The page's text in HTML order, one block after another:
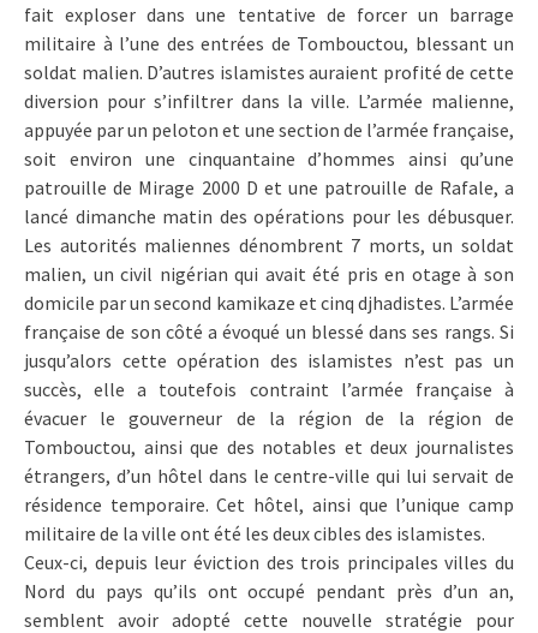
fait exploser dans une tentative de forcer un barrage
militaire à l’une des entrées de Tombouctou, blessant un
soldat malien. D’autres islamistes auraient profité de cette
diversion pour s’infiltrer dans la ville. L’armée malienne,
appuyée par un peloton et une section de l’armée française,
soit environ une cinquantaine d’hommes ainsi qu’une
patrouille de Mirage 2000 D et une patrouille de Rafale, a
lancé dimanche matin des opérations pour les débusquer.
Les autorités maliennes dénombrent 7 morts, un soldat
malien, un civil nigérian qui avait été pris en otage à son
domicile par un second kamikaze et cinq djhadistes. L’armée
française de son côté a évoqué un blessé dans ses rangs. Si
jusqu’alors cette opération des islamistes n’est pas un
succès, elle a toutefois contraint l’armée française à
évacuer le gouverneur de la région de la région de
Tombouctou, ainsi que des notables et deux journalistes
étrangers, d’un hôtel dans le centre-ville qui lui servait de
résidence temporaire. Cet hôtel, ainsi que l’unique camp
militaire de la ville ont été les deux cibles des islamistes.
Ceux-ci, depuis leur éviction des trois principales villes du
Nord du pays qu’ils ont occupé pendant près d’un an,
semblent avoir adopté cette nouvelle stratégie pour